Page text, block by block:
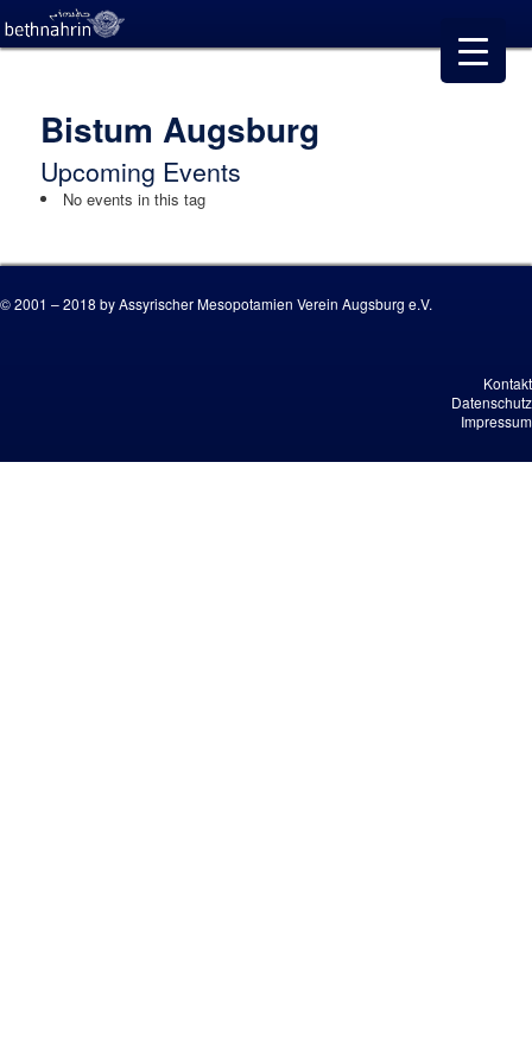
Bistum Augsburg
Upcoming Events
No events in this tag
© 2001 – 2018 by Assyrischer Mesopotamien Verein Augsburg e.V.
Kontakt
Datenschutz
Impressum